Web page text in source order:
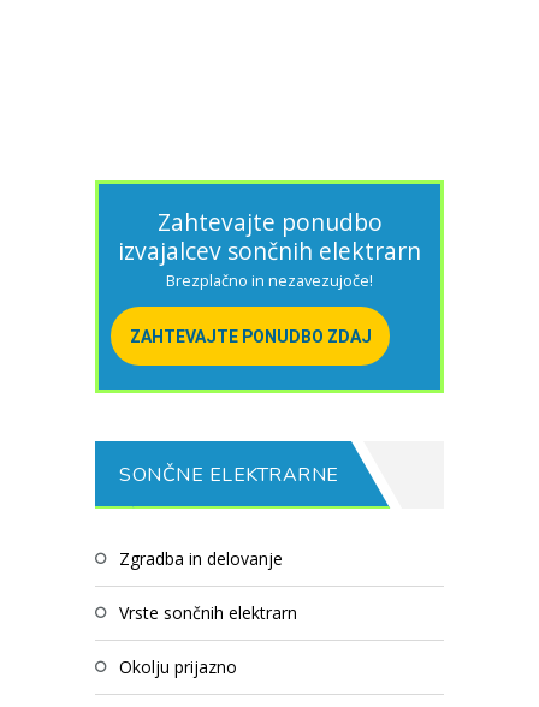
Zahtevajte ponudbo
izvajalcev sončnih elektrarn
Brezplačno in nezavezujoče!
ZAHTEVAJTE PONUDBO ZDAJ
SONČNE ELEKTRARNE
zgradba in delovanje
vrste sončnih elektrarn
okolju prijazno